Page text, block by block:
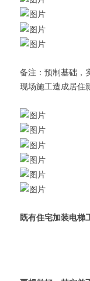
备注：预制基础
现场施工造成居住影
既有住宅加装电梯